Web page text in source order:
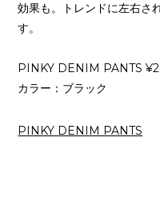
効果も。トレンドに左右さ
す。
PINKY DENIM PANTS
カラー：ブラック
PINKY DENIM PANTS